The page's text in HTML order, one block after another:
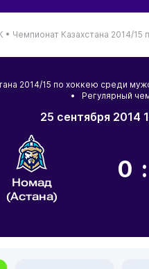
• Чемпионат Казахстана 2014/
2014/15 по хоккею среди
• Регулярный
25 сентября 2014
Номад
(Астана)